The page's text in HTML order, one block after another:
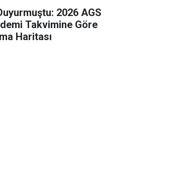
2026 AGS
Takvimine Göre
Haritası